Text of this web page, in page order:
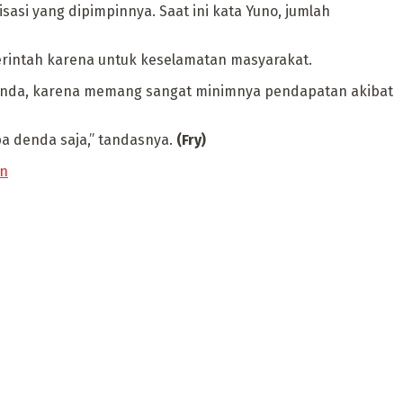
yang dipimpinnya. Saat ini kata Yuno, jumlah
karena untuk keselamatan masyarakat.
karena memang sangat minimnya pendapatan akibat
denda saja,” tandasnya. (Fry)